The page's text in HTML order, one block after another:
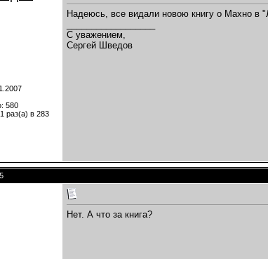
580
раз(а) в 283
Надеюсь, все видали новою книгу о Махно в
C уважением,
Сергей Шведов
Нет. А что за книга?